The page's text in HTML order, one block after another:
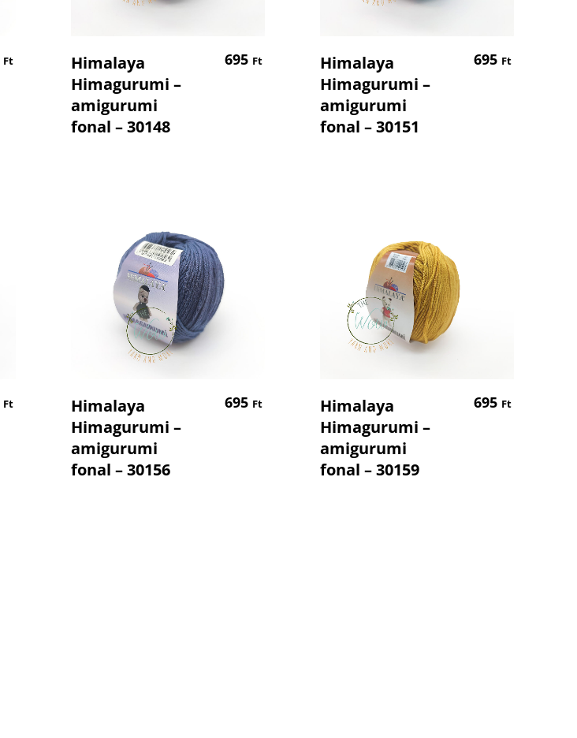
Ft Kosárba Teszem
Himalaya
Himagurumi –
amigurumi
fonal – 30148
695 Ft Kosárba Teszem
Himalaya
Himagurumi –
amigurumi
fonal – 30151
695 Ft
Ft Kosárba Teszem
Himalaya
Himagurumi –
amigurumi
fonal – 30156
695 Ft Kosárba Teszem
Himalaya
Himagurumi –
amigurumi
fonal – 30159
695 Ft